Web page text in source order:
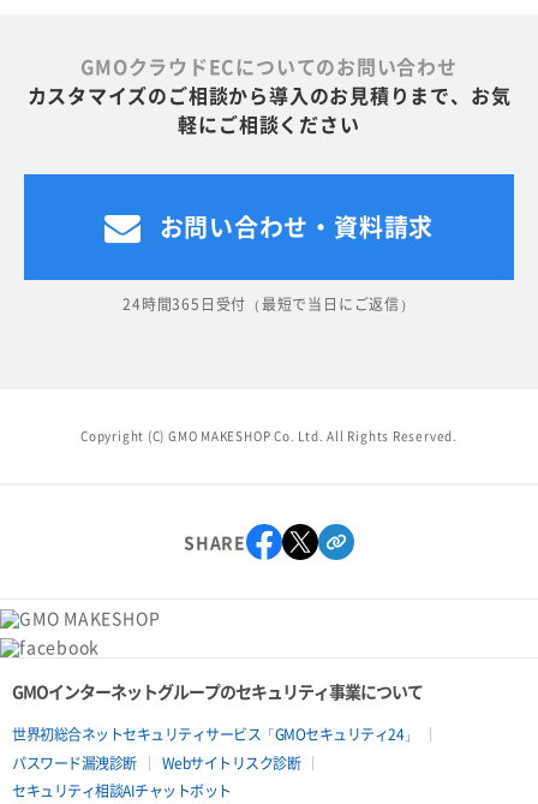
GMOクラウドECについてのお問い合わせ
カスタマイズのご相談から導入のお見積りまで、お気
軽にご相談ください
お問い合わせ・資料請求
24時間365日受付（最短で当日にご返信）
Copyright (C) GMO MAKESHOP Co. Ltd. All Rights Reserved.
SHARE
GMOインターネットグループのセキュリティ事業について
世界初総合ネットセキュリティサービス「GMOセキュリティ24」
パスワード漏洩診断
Webサイトリスク診断
セキュリティ相談AIチャットボット